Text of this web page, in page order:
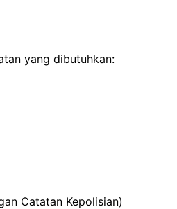
yang dibutuhkan:
Catatan Kepolisian)